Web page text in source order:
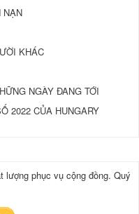
NẠN
KHÁC
NGÀY ĐANG TỚI
2022 CỦA HUNGARY
lượng phục vụ cộng đồng. Quý